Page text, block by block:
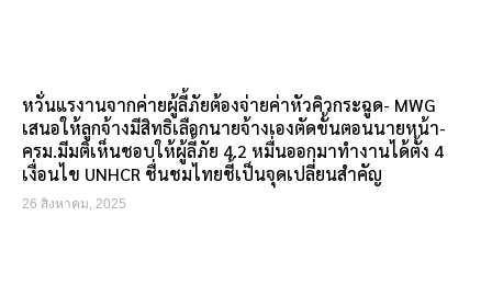
หวั่นแรงานจากค่ายผู้ลี้ภัยต้องจ่ายค่าหัวคิวกระฉูด- MWG
เสนอให้ลูกจ้างมีสิทธิเลือกนายจ้างเองตัดขั้นตอนนายหน้า-
ครม.มีมติเห็นชอบให้ผู้ลี้ภัย 4.2 หมื่นออกมาทำงานได้ตั้ง 4
เงื่อนไข UNHCR ชื่นชมไทยชี้เป็นจุดเปลี่ยนสำคัญ
26 สิงหาคม, 2025